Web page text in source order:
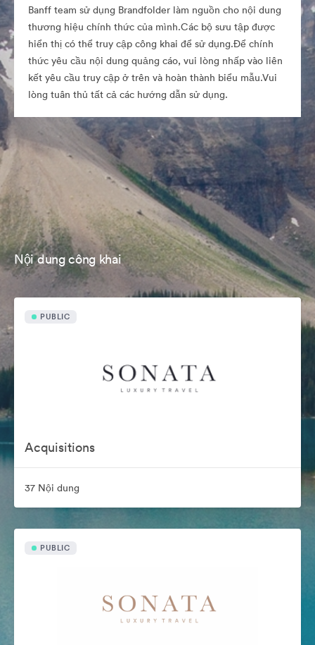
Banff team sử dụng Brandfolder làm nguồn cho nội dung
thương hiệu chính thức của mình.Các bộ sưu tập được
hiển thị có thể truy cập công khai để sử dụng.Để chính
thức yêu cầu nội dung quảng cáo, vui lòng nhấp vào liên
kết yêu cầu truy cập ở trên và hoàn thành biểu mẫu.Vui
lòng tuân thủ tất cả các hướng dẫn sử dụng.
Nội dung công khai
PUBLIC
Acquisitions
37 Nội dung
PUBLIC